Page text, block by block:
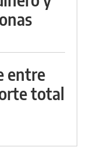
entre
total